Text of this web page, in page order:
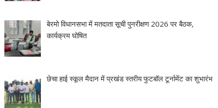
बेरमो विधानसभा में मतदाता सूची पुनरीक्षण 2026 पर बैठक,
कार्यक्रम घोषित
छेचा हाई स्कूल मैदान में प्रखंड स्तरीय फुटबॉल टूर्नामेंट का शुभारंभ